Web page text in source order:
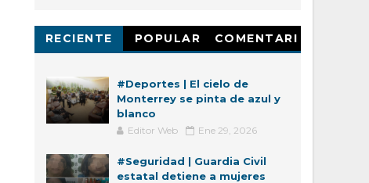
RECIENTE POPULAR
COMENTARI
#Deportes | El cielo de
Monterrey se pinta de azul y
blanco
Editor Web Ene 29, 2026
#Seguridad | Guardia Civil
estatal detiene a mujeres